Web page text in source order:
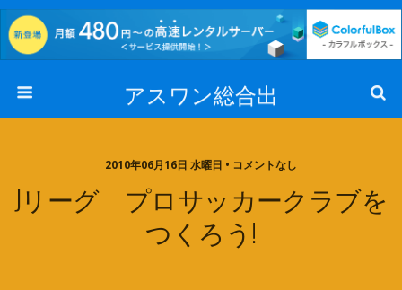
アスワン総合出
2010年06月16日 水曜日 • コメントなし
Jリーグ プロサッカークラブを
つくろう!